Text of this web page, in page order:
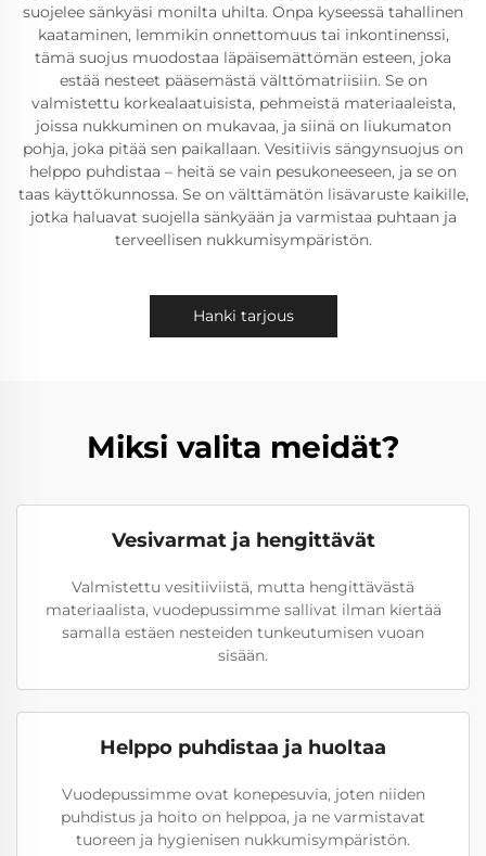
suojelee sänkyäsi monilta uhilta. Onpa kyseessä tahallinen
kaataminen, lemmikin onnettomuus tai inkontinenssi,
tämä suojus muodostaa läpäisemättömän esteen, joka
estää nesteet pääsemästä välttömatriisiin. Se on
valmistettu korkealaatuisista, pehmeistä materiaaleista,
joissa nukkuminen on mukavaa, ja siinä on liukumaton
pohja, joka pitää sen paikallaan. Vesitiivis sängynsuojus on
helppo puhdistaa – heitä se vain pesukoneeseen, ja se on
taas käyttökunnossa. Se on välttämätön lisävaruste kaikille,
jotka haluavat suojella sänkyään ja varmistaa puhtaan ja
terveellisen nukkumisympäristön.
Hanki tarjous
Miksi valita meidät?
Vesivarmat ja hengittävät
Valmistettu vesitiiviistä, mutta hengittävästä
materiaalista, vuodepussimme sallivat ilman kiertää
samalla estäen nesteiden tunkeutumisen vuoan
sisään.
Helppo puhdistaa ja huoltaa
Vuodepussimme ovat konepesuvia, joten niiden
puhdistus ja hoito on helppoa, ja ne varmistavat
tuoreen ja hygienisen nukkumisympäristön.